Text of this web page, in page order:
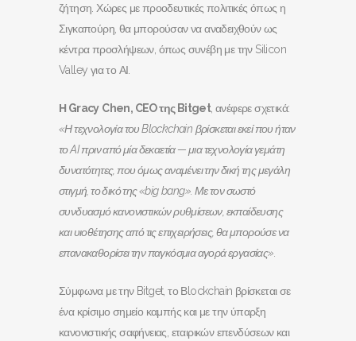
ζήτηση. Χώρες με προοδευτικές πολιτικές όπως η
Σιγκαπούρη, θα μπορούσαν να αναδειχθούν ως
κέντρα προσλήψεων, όπως συνέβη με την Silicon
Valley για το ΑΙ.
Η Gracy Chen, CEOτης Bitget, ανέφερε σχετικά:
«Η τεχνολογία τουBlockchain βρίσκεται εκεί που ήταν
τοAI πριν από μία δεκαετία — μια τεχνολογία γεμάτη
δυνατότητες, που όμως αναμένει την δική της μεγάλη
στιγμή, το δικό της «big bang». Με τον σωστό
συνδυασμό κανονιστικών ρυθμίσεων, εκπαίδευσης
και υιοθέτησης από τις επιχειρήσεις, θα μπορούσε να
επανακαθορίσει την παγκόσμια αγορά εργασίας».
Σύμφωνα με την Bitget, το Βlockchain βρίσκεται σε
ένα κρίσιμο σημείο καμπής και με την ύπαρξη
κανονιστικής σαφήνειας, εταιρικών επενδύσεων και